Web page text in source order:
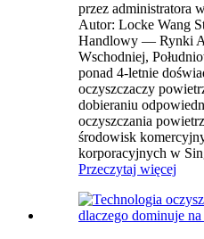
przez administratora
Autor: Locke Wang
Handlowy — Rynki
Wschodniej,
ponad 4-letnie
oczyszczaczy
dobieraniu
oczyszczania
środowisk
korporacyjnych w
Przeczytaj więcej